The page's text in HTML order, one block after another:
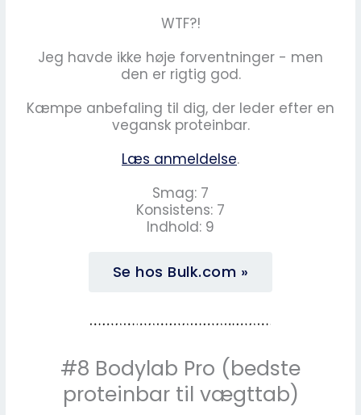
WTF?!
Jeg havde ikke høje forventninger - men
den er rigtig god.
Kæmpe anbefaling til dig, der leder efter en
vegansk proteinbar.
Læs anmeldelse.
Smag: 7
Konsistens: 7
Indhold: 9
Se hos Bulk.com »
#8 Bodylab Pro (bedste
proteinbar til vægttab)